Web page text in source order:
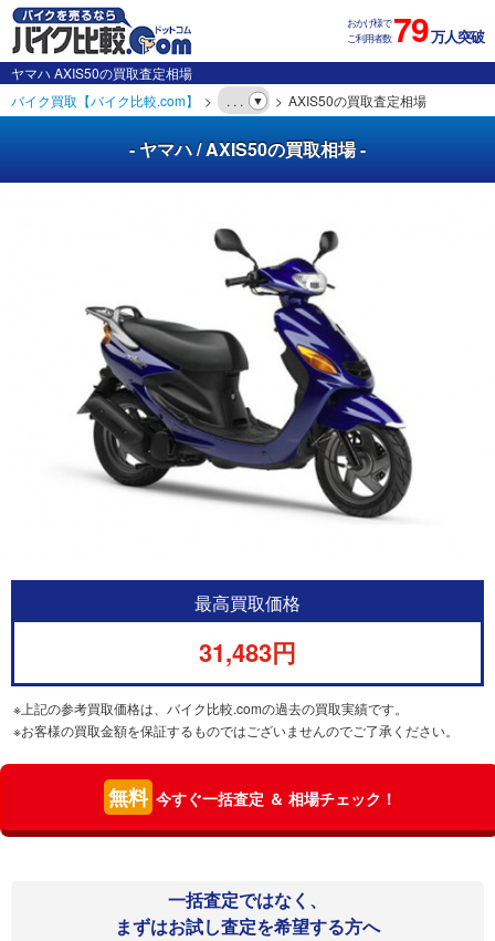
おかげ様で
ご利用者数79万人突破
ヤマハ AXIS50の買取査定相場
バイク買取【バイク比較.com】
. . . AXIS50の買取査定相場
- ヤマハ / AXIS50の買取相場 -
最高買取価格
31,483円
※上記の参考買取価格は、バイク比較.comの過去の買取実績です。
※お客様の買取金額を保証するものではございませんのでご了承ください。
無料 今すぐ一括査定 ＆ 相場チェック！
一括査定ではなく、
まずはお試し査定を希望する方へ